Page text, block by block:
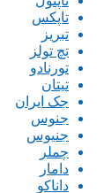
تاپکس
تبریز
تچ تولز
تورنادو
تیتان
جک ایران
جنوس
جنیوس
چملر
دامار
داناکو